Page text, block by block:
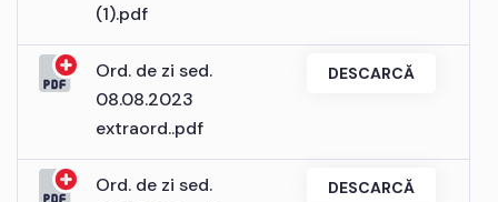
(1).pdf
Ord. de zi sed.
08.08.2023
extraord..pdf
DESCARCĂ
Ord. de zi sed.
DESCARCĂ